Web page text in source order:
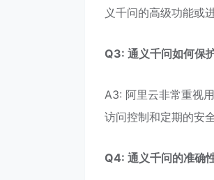
义千问的高级功能或
Q3: 通义千问如何保
A3: 阿里云非常重视
访问控制和定期的安
Q4: 通义千问的准确